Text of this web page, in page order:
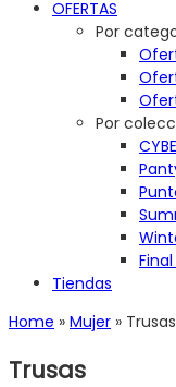
OFERTAS
Por
Por
Tiendas
Home » Mujer » Trusas
Trusas